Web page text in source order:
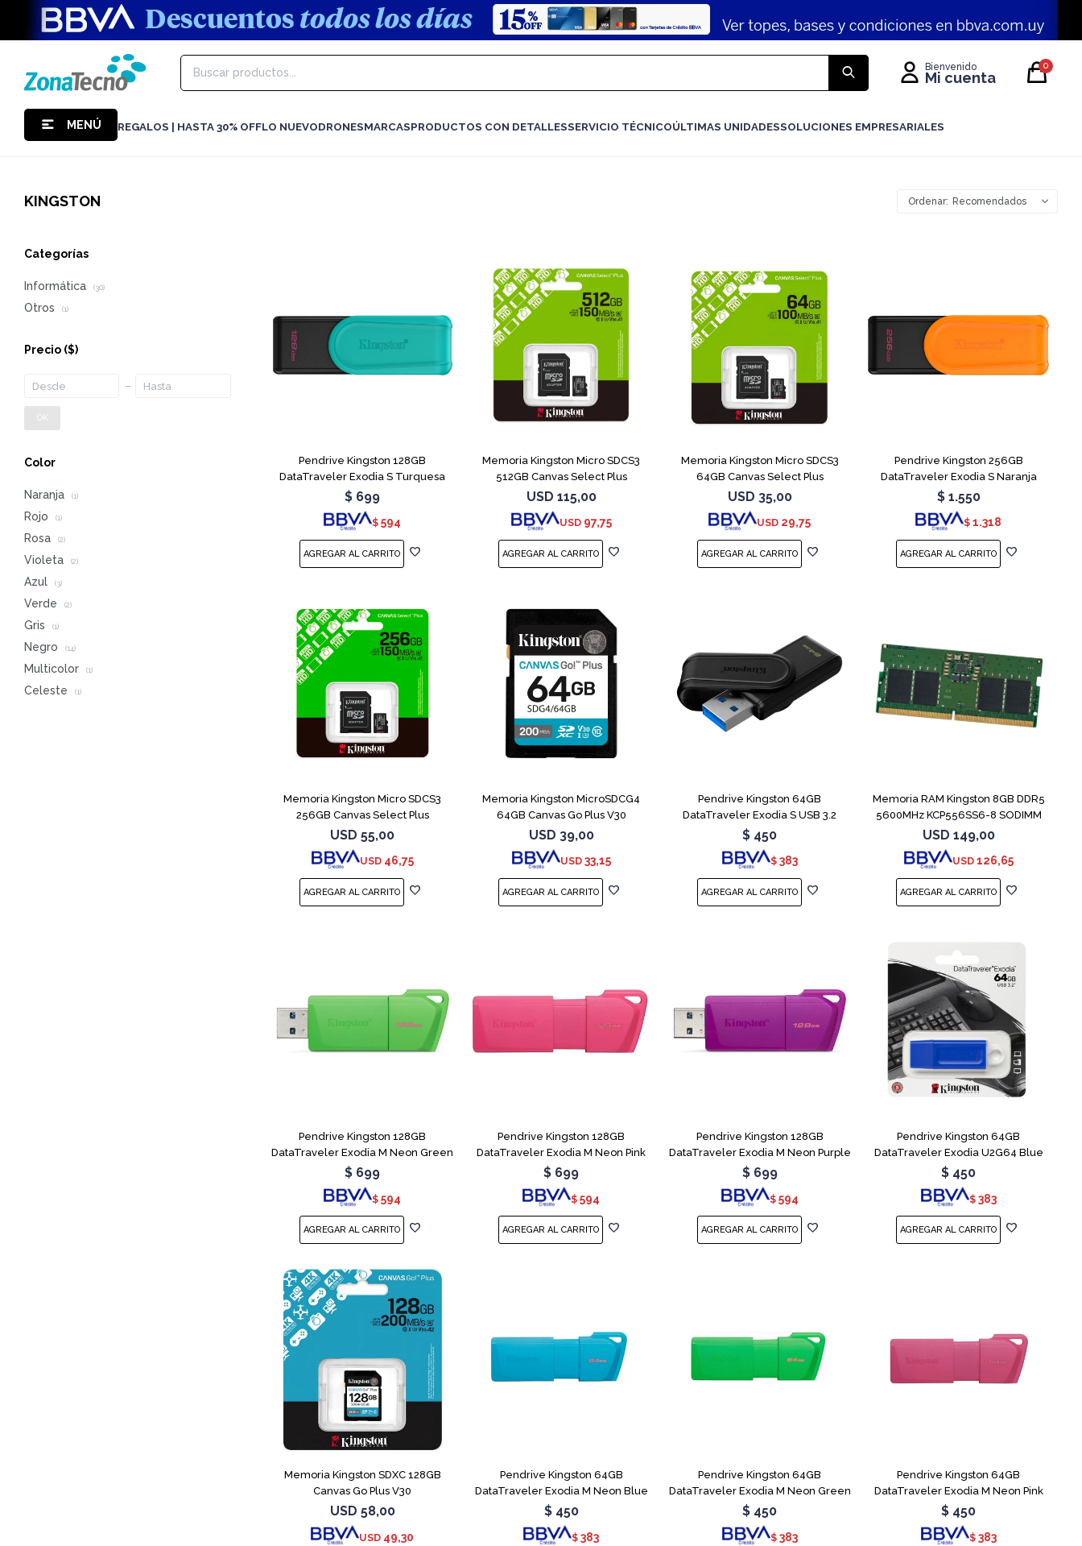
MENÚ REGALOS | HASTA 30% OFFLO NUEVODRONESMARCASPRODUCTOS CON DETALLESSERVICIO TÉCNICOÚLTIMAS UNIDADESSOLUCIONES EMPRESARIALES
0
KINGSTON Recomendados
Pendrive Kingston 128GB
DataTraveler Exodia S Turquesa
$ 699
$ 594
Memoria Kingston Micro SDCS3
512GB Canvas Select Plus
USD 115,00
USD 97,75
Memoria Kingston Micro SDCS3
64GB Canvas Select Plus
USD 35,00
USD 29,75
Pendrive Kingston 256GB
DataTraveler Exodia S Naranja
$ 1.550
$ 1.318
Memoria Kingston Micro SDCS3
256GB Canvas Select Plus
USD 55,00
USD 46,75
Memoria Kingston MicroSDCG4
64GB Canvas Go Plus V30
USD 39,00
USD 33,15
Pendrive Kingston 64GB
DataTraveler Exodia S USB 3.2
$ 450
$ 383
Memoria RAM Kingston 8GB DDR5
5600MHz KCP556SS6-8 SODIMM
USD 149,00
USD 126,65
Pendrive Kingston 128GB
DataTraveler Exodia M Neon Green
$ 699
$ 594
Pendrive Kingston 128GB
DataTraveler Exodia M Neon Pink
$ 699
$ 594
Pendrive Kingston 128GB
DataTraveler Exodia M Neon Purple
$ 699
$ 594
Pendrive Kingston 64GB
DataTraveler Exodia U2G64 Blue
$ 450
$ 383
Memoria Kingston SDXC 128GB
Canvas Go Plus V30
USD 58,00
USD 49,30
Pendrive Kingston 64GB
DataTraveler Exodia M Neon Blue
$ 450
$ 383
Pendrive Kingston 64GB
DataTraveler Exodia M Neon Green
$ 450
$ 383
Pendrive Kingston 64GB
DataTraveler Exodia M Neon Pink
$ 450
$ 383
Categorías
Informática (30)
Otros (1)
Precio ($)
OK
Color
Naranja (1)
Rojo (1)
Rosa (2)
Violeta (2)
Azul (3)
Verde (2)
Gris (1)
Negro (14)
Multicolor (1)
Celeste (1)